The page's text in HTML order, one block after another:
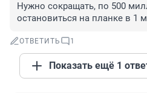
Нужно сокращать, по 500
остановиться на планке в 1
ОТВЕТИТЬ 1
Показать ещё 1